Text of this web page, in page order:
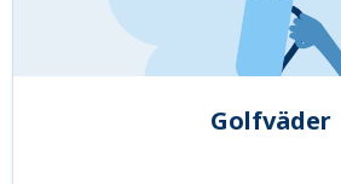
Golfväder